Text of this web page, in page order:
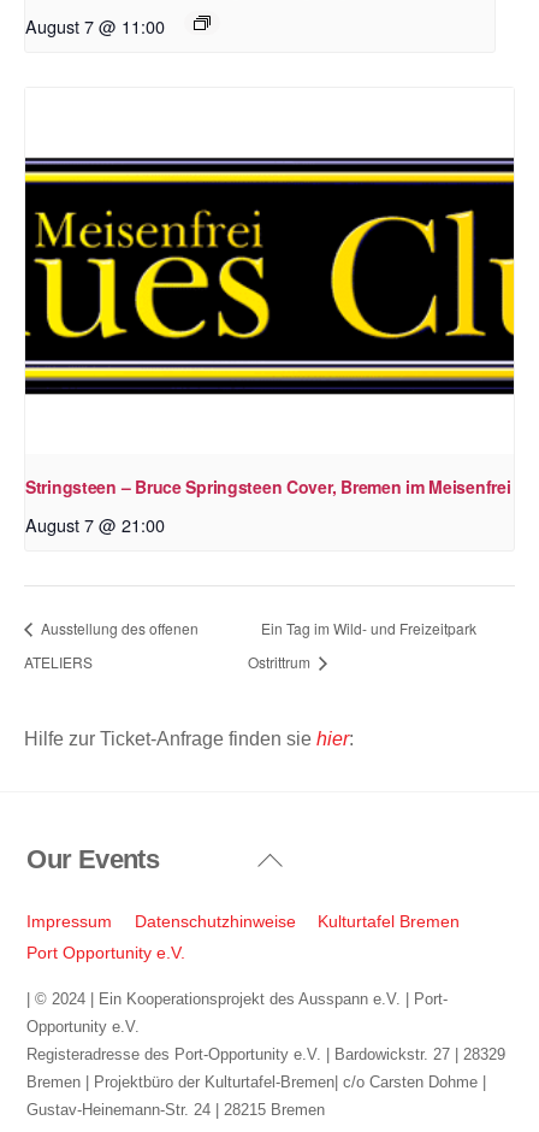
August 7 @ 11:00
Stringsteen – Bruce Springsteen Cover, Bremen im Meisenfrei
August 7 @ 21:00
Ausstellung des offenen
ATELIERS
Ein Tag im Wild- und Freizeitpark
Ostrittrum
Hilfe zur Ticket-Anfrage finden sie hier:
Back
Top
Our Events
Impressum Datenschutzhinweise
Kulturtafel Bremen
Port Opportunity e.V.
| © 2024 | Ein Kooperationsprojekt des Ausspann e.V. | Port-
Opportunity e.V.
Registeradresse des Port-Opportunity e.V. | Bardowickstr. 27 | 28329
Bremen | Projektbüro der Kulturtafel-Bremen| c/o Carsten Dohme |
Gustav-Heinemann-Str. 24 | 28215 Bremen